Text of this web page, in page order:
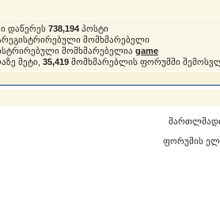
დაწერეს 738,194პოსტი
მომხმარებელი
მომხმარებელია game
მეტი, 35,419მომხმარებლის ფორუმში
ფორუმის